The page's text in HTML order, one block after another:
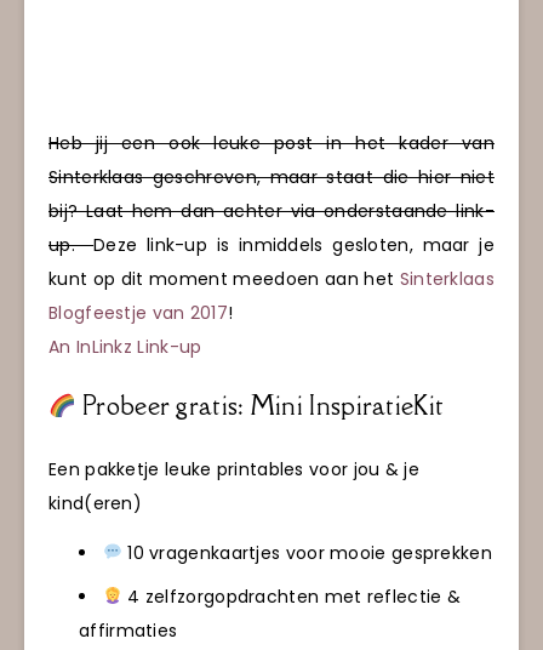
Heb jij een ook leuke post in het kader van
Sinterklaas geschreven, maar staat die hier niet
bij? Laat hem dan achter via onderstaande link-
up.Deze link-up is inmiddels gesloten, maar je
kunt op dit moment meedoen aan het Sinterklaas
Blogfeestje van 2017!
An InLinkz Link-up
Probeer gratis: Mini InspiratieKit
Een pakketje leuke printables voor jou & je
kind(eren)
10 vragenkaartjes voor mooie gesprekken
4 zelfzorgopdrachten met reflectie &
affirmaties